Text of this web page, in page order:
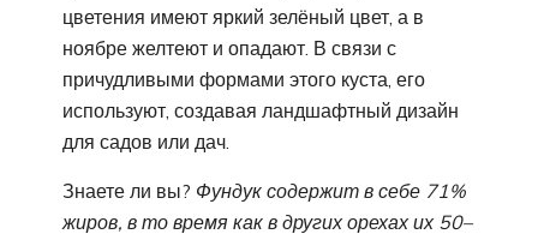
цветения имеют яркий зелёный цвет, а в
ноябре желтеют и опадают. В связи с
причудливыми формами этого куста, его
используют, создавая ландшафтный дизайн
для садов или дач.
Знаете ли вы? Фундук содержит в себе 71%
жиров, в то время как в других орехах их 50–